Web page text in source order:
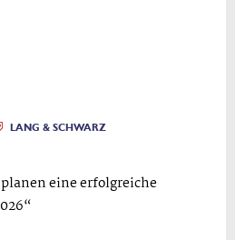
LANG & SCHWARZ
eine erfolgreiche